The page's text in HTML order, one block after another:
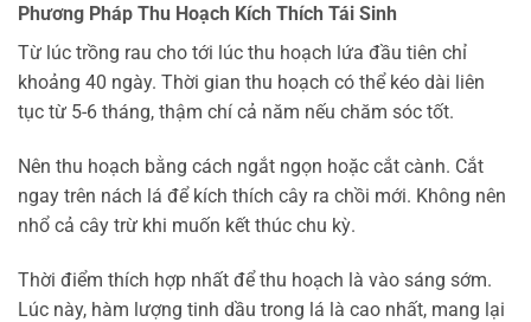
Phương Pháp Thu Hoạch Kích Thích Tái Sinh
Từ lúc trồng rau cho tới lúc thu hoạch lứa đầu tiên chỉ
khoảng 40 ngày. Thời gian thu hoạch có thể kéo dài liên
tục từ 5-6 tháng, thậm chí cả năm nếu chăm sóc tốt.
Nên thu hoạch bằng cách ngắt ngọn hoặc cắt cành. Cắt
ngay trên nách lá để kích thích cây ra chồi mới. Không nên
nhổ cả cây trừ khi muốn kết thúc chu kỳ.
Thời điểm thích hợp nhất để thu hoạch là vào sáng sớm.
Lúc này, hàm lượng tinh dầu trong lá là cao nhất, mang lại